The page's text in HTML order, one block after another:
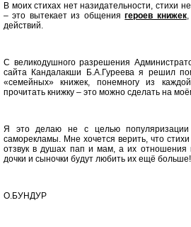
В моих стихах нет назидательности, стихи
– это вытекает из общениягероев книжек,
действий.
С великодушного разрешения
сайта Кандалакши Б.А.Гуреева я решил
«семейных» книжек, понемногу из
прочитать книжку – это можно сделать на
Я это делаю не с целью
саморекламы. Мне хочется верить, что
отзвук в душах пап и мам, а их
дочки и сыночки будут любить их ещё больше!
О.БУНДУР